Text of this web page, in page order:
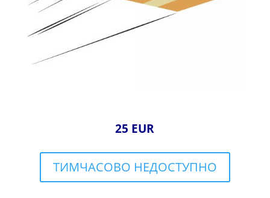
25 EUR
ТИМЧАСОВО НЕДОСТУПНО